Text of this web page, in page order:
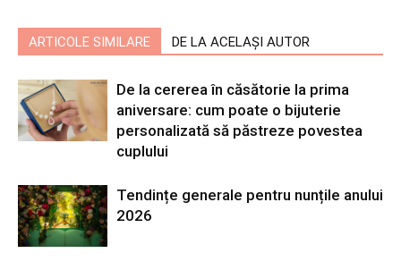
ARTICOLE SIMILARE DE LA ACELAȘI AUTOR
De la cererea în căsătorie la prima
aniversare: cum poate o bijuterie
personalizată să păstreze povestea
cuplului
Tendințe generale pentru nunțile anului
2026